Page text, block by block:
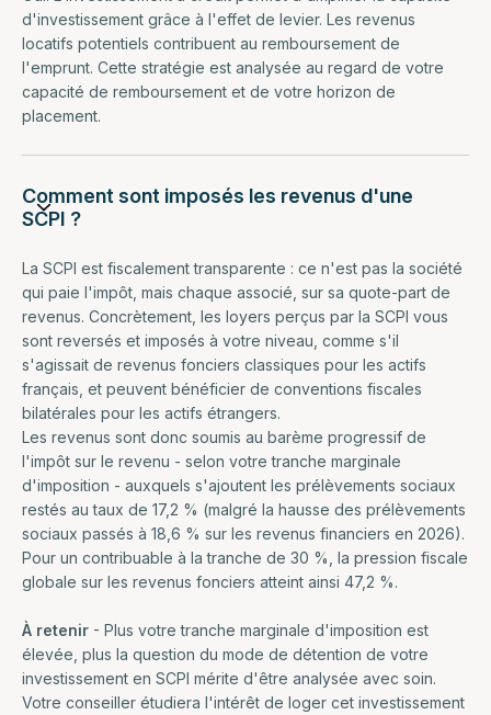
d'investissement grâce à l'effet de levier. Les revenus
locatifs potentiels contribuent au remboursement de
l'emprunt. Cette stratégie est analysée au regard de votre
capacité de remboursement et de votre horizon de
placement.
Comment sont imposés les revenus d'une
SCPI ?
La SCPI est fiscalement transparente : ce n'est pas la société
qui paie l'impôt, mais chaque associé, sur sa quote-part de
revenus. Concrètement, les loyers perçus par la SCPI vous
sont reversés et imposés à votre niveau, comme s'il
s'agissait de revenus fonciers classiques pour les actifs
français, et peuvent bénéficier de conventions fiscales
bilatérales pour les actifs étrangers.
Les revenus sont donc soumis au barème progressif de
l'impôt sur le revenu - selon votre tranche marginale
d'imposition - auxquels s'ajoutent les prélèvements sociaux
restés au taux de 17,2 % (malgré la hausse des prélèvements
sociaux passés à 18,6 % sur les revenus financiers en 2026).
Pour un contribuable à la tranche de 30 %, la pression fiscale
globale sur les revenus fonciers atteint ainsi 47,2 %.
À retenir - Plus votre tranche marginale d'imposition est
élevée, plus la question du mode de détention de votre
investissement en SCPI mérite d'être analysée avec soin.
Votre conseiller étudiera l'intérêt de loger cet investissement